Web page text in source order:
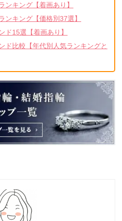
ンキング【着画あり】
ンキング【価格別37選】
ド15選【着画あり】
ド比較【年代別人気ランキングと